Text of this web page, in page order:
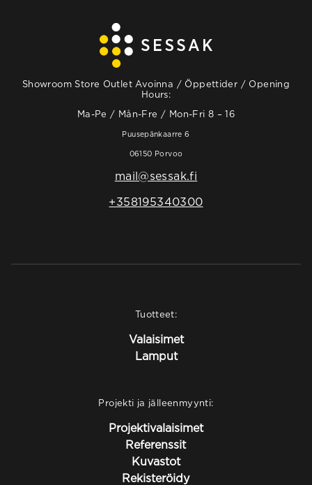
Showroom Store Outlet Avoinna / Öppettider / Opening
Hours:
Ma-Pe / Mån-Fre / Mon-Fri 8 – 16
Puusepänkaarre 6
06150 Porvoo
mail@sessak.fi
+358195340300
Tuotteet:
Valaisimet
Lamput
Projekti ja jälleenmyynti:
Projektivalaisimet
Referenssit
Kuvastot
Rekisteröidy